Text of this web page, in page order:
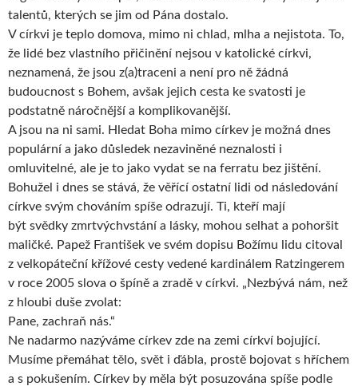
talentů, kterých se jim od Pána dostalo.
V církvi je teplo domova, mimo ni chlad, mlha a nejistota. To,
že lidé bez vlastního přičinění nejsou v katolické církvi,
neznamená, že jsou z(a)traceni a není pro ně žádná
budoucnost s Bohem, avšak jejich cesta ke svatosti je
podstatně náročnější a komplikovanější.
A jsou na ni sami. Hledat Boha mimo církev je možná dnes
populární a jako důsledek nezaviněné neznalosti i
omluvitelné, ale je to jako vydat se na ferratu bez jištění.
Bohužel i dnes se stává, že věřící ostatní lidi od následování
církve svým chováním spíše odrazují. Ti, kteří mají
být svědky zmrtvýchvstání a lásky, mohou selhat a pohoršit
maličké. Papež František ve svém dopisu Božímu lidu citoval
z velkopáteční křížové cesty vedené kardinálem Ratzingerem
v roce 2005 slova o špíně a zradě v církvi. „Nezbývá nám, než
z hloubi duše zvolat:
Pane, zachraň nás.“
Ne nadarmo nazýváme církev zde na zemi církví bojující.
Musíme přemáhat tělo, svět i ďábla, prostě bojovat s hříchem
a s pokušením. Církev by měla být posuzována spíše podle